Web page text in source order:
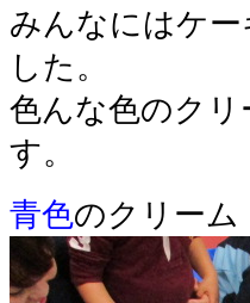
みんなにはケー
した。
色んな色のク
す。
青色のクリーム